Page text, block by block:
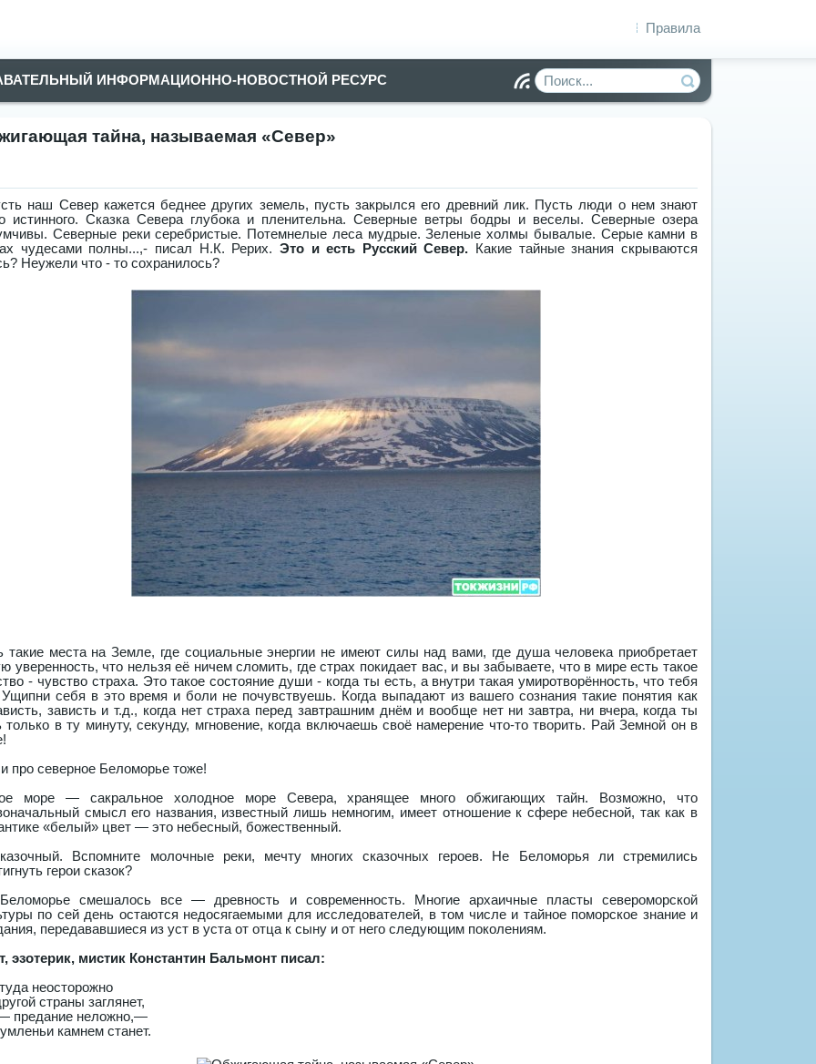
Правила
ИНФОРМАЦИОННО-НОВОСТНОЙ РЕСУРС
тайна, называемая «Север»
наш Север кажется беднее других земель, пусть закрылся его древний лик. Пусть люди о нем знают
истинного. Сказка Севера глубока и пленительна. Северные ветры бодры и веселы. Северные озера
Северные реки серебристые. Потемнелые леса мудрые. Зеленые холмы бывалые. Серые камни в
чудесами полны...,- писал Н.К. Рерих. Это и есть Русский Север. Какие тайные знания скрываются
Неужели что - то сохранилось?
такие места на Земле, где социальные энергии не имеют силы над вами, где душа человека приобретает
уверенность, что нельзя её ничем сломить, где страх покидает вас, и вы забываете, что в мире есть такое
- чувство страха. Это такое состояние души - когда ты есть, а внутри такая умиротворённость, что тебя
Ущипни себя в это время и боли не почувствуешь. Когда выпадают из вашего сознания такие понятия как
зависть и т.д., когда нет страха перед завтрашним днём и вообще нет ни завтра, ни вчера, когда ты
только в ту минуту, секунду, мгновение, когда включаешь своё намерение что-то творить. Рай Земной он в
про северное Беломорье тоже!
море — сакральное холодное море Севера, хранящее много обжигающих тайн. Возможно, что
смысл его названия, известный лишь немногим, имеет отношение к сфере небесной, так как в
«белый» цвет — это небесный, божественный.
Вспомните молочные реки, мечту многих сказочных героев. Не Беломорья ли стремились
герои сказок?
смешалось все — древность и современность. Многие архаичные пласты североморской
по сей день остаются недосягаемыми для исследователей, в том числе и тайное поморское знание и
передававшиеся из уст в уста от отца к сыну и от него следующим поколениям.
эзотерик, мистик Константин Бальмонт писал:
неосторожно
страны заглянет,
предание неложно,—
камнем станет.